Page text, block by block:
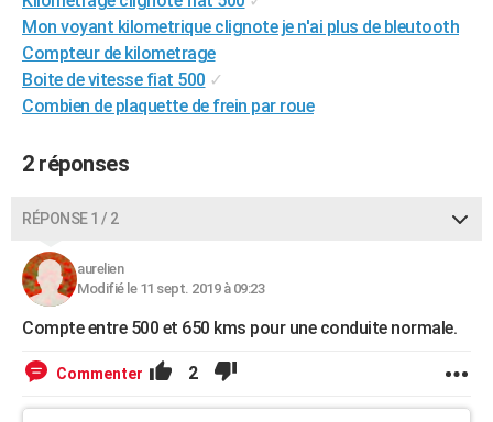
CARTE DE VOEUX
Carte de Noël
Carte Bonne année
Carte Saint-Valentin
Carte Pâques
Carte d'anniversaire
DICTIONNAIRE
COPAINS D'AVANT
S'inscrire
Se connecter
Lycées
Collèges
Primaires
Universités
Entreprises
Service militaire
Avis de recherche
AVIS DE DÉCÈS
FORUM
Bricolage
Lifestyle
Culture
Sport
Auto
Television
Voyage
Cinema
Mon voyant kilometrique clignote je n'ai plus de bleutooth
Compteur de kilometrage
Boite de vitesse fiat 500 ✓
Combien de plaquette de frein par roue
2 réponses
RÉPONSE 1 / 2
aurelien
Modifié le 11 sept. 2019 à 09:23
Compte entre 500 et 650 kms pour une conduite normale.
Commenter 2